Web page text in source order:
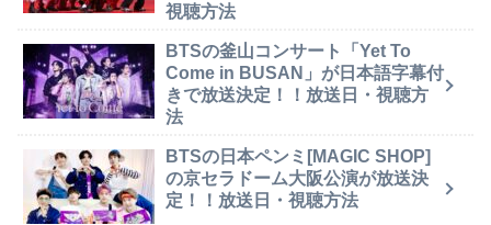
視聴方法
BTSの釜山コンサート「Yet To
Come in BUSAN」が日本語字幕付
きで放送決定！！放送日・視聴方
法
BTSの日本ペンミ[MAGIC SHOP]
の京セラドーム大阪公演が放送決
定！！放送日・視聴方法